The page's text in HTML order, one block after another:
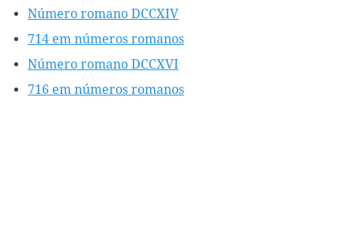
Número romano DCCXIV
714 em números romanos
Número romano DCCXVI
716 em números romanos